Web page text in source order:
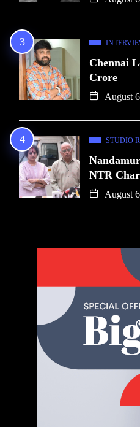
Chennai
Crore
August
STUDIO
NTR
August